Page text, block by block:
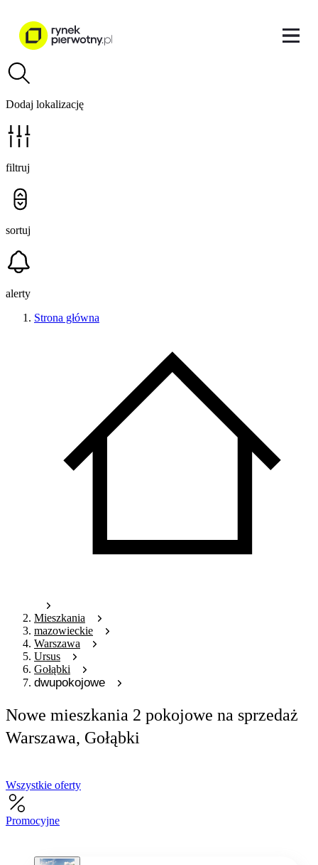
Dodaj lokalizację
filtruj
sortuj
alerty
Strona główna
Mieszkania
mazowieckie
Warszawa
Ursus
Gołąbki
dwupokojowe
Nowe mieszkania 2 pokojowe na sprzedaż
Warszawa, Gołąbki
Wszystkie oferty
Promocyjne